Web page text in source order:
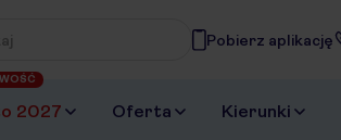
której szukasz
Pobierz aplikację
2027 Oferta Kierunki